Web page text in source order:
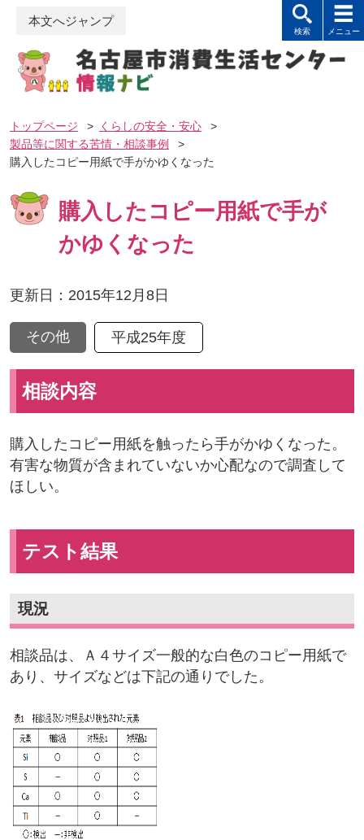
本文へジャンプ
トップページ > くらしの安全・安心
>
製品等に関する苦情・相談事例
>
購入したコピー用紙で手がかゆくなった
購入したコピー用紙で手が
かゆくなった
更新日：2015年12月8日
その他 平成25年度
相談内容
購入したコピー用紙を触ったら手がかゆくなった。
有害な物質が含まれていないか心配なので調査して
ほしい。
テスト結果
現況
相談品は、Ａ４サイズ一般的な白色のコピー用紙で
あり、サイズなどは下記の通りでした。